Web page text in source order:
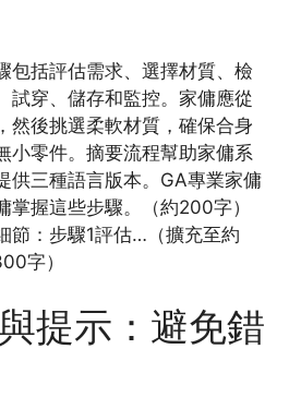
包括評估需求、選擇材質、檢
試穿、儲存和監控。家傭應從
然後挑選柔軟材質，確保合身
小零件。摘要流程幫助家傭系
供三種語言版本。GA專業家傭
掌握這些步驟。（約200字）
節：步驟1評估…（擴充至約
字）
提示：避免錯